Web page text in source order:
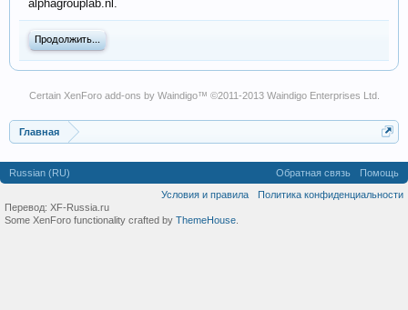
alphagrouplab.nl.
Продолжить...
Certain XenForo add-ons by Waindigo™ ©2011-2013 Waindigo Enterprises Ltd.
Главная
Russian (RU) Обратная связь
Помощь
Условия и правила
Политика конфиденциальности
Перевод: XF-Russia.ru
Some XenForo functionality crafted by ThemeHouse